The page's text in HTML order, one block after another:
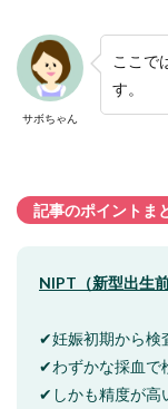
サボちゃん
ここで
す。
記事のポイントま
NIPT（新型出生
✔妊娠初期から検
✔わずかな採血で
✔しかも精度が高